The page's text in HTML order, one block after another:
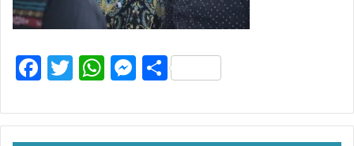
F
c
T
itt
W
at
M
s
S
ar